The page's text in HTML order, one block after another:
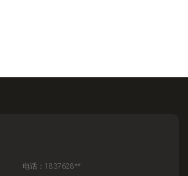
电话：1837628**